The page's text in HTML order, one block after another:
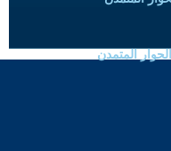
المتمدن